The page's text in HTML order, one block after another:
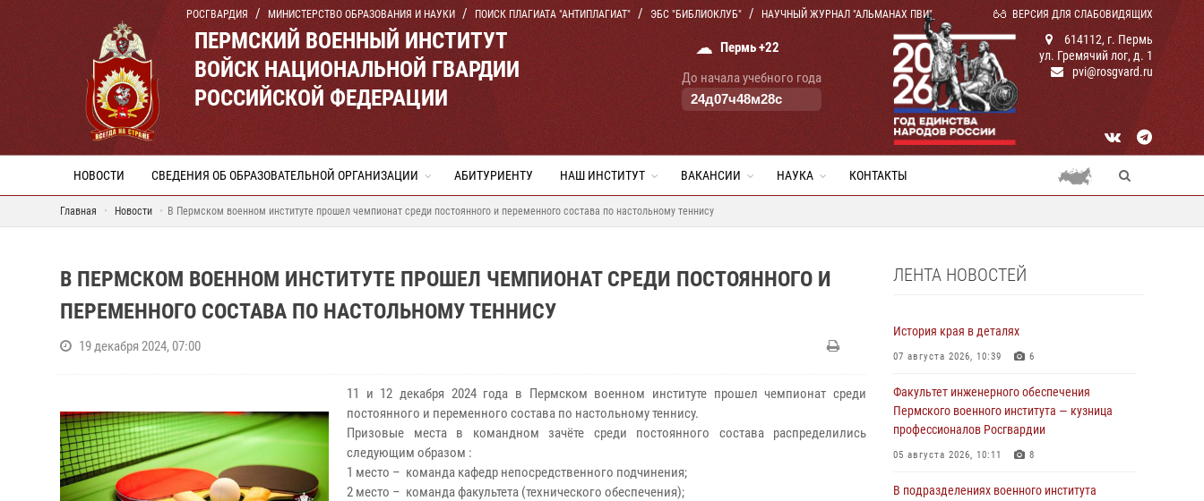
РОСГВАРДИЯ МИНИСТЕРСТВО ОБРАЗОВАНИЯ И НАУКИ ПОИСК ПЛАГИАТА "АНТИПЛАГИАТ" ЭБС "БИБЛИОКЛУБ" НАУЧНЫЙ ЖУРНАЛ "АЛЬМАНАХ ПВИ" ВЕРСИЯ ДЛЯ СЛАБОВИДЯЩИХ
ПЕРМСКИЙ ВОЕННЫЙ ИНСТИТУТ
ВОЙСК НАЦИОНАЛЬНОЙ ГВАРДИИ
РОССИЙСКОЙ ФЕДЕРАЦИИ
☁ Пермь +22
До начала учебного года
24д07ч48м27с
614112, г. Пермь
ул. Гремячий лог, д. 1
pvi@rosgvard.ru
НОВОСТИ СВЕДЕНИЯ ОБ ОБРАЗОВАТЕЛЬНОЙ ОРГАНИЗАЦИИ АБИТУРИЕНТУ НАШ ИНСТИТУТ ВАКАНСИИ НАУКА КОНТАКТЫ
Главная Новости В Пермском военном институте прошел чемпионат среди постоянного и переменного состава по настольному теннису
В ПЕРМСКОМ ВОЕННОМ ИНСТИТУТЕ ПРОШЕЛ ЧЕМПИОНАТ СРЕДИ ПОСТОЯННОГО И
ПЕРЕМЕННОГО СОСТАВА ПО НАСТОЛЬНОМУ ТЕННИСУ
19 декабря 2024, 07:00
11 и 12 декабря 2024 года в Пермском военном институте прошел чемпионат среди
постоянного и переменного состава по настольному теннису.
Призовые места в командном зачёте среди постоянного состава распределились
следующим образом :
1 место – команда кафедр непосредственного подчинения;
2 место – команда факультета (технического обеспечения);
ЛЕНТА НОВОСТЕЙ
История края в деталях
07 августа 2026, 10:39 6
Факультет инженерного обеспечения
Пермского военного института — кузница
профессионалов Росгвардии
05 августа 2026, 10:11 8
В подразделениях военного института